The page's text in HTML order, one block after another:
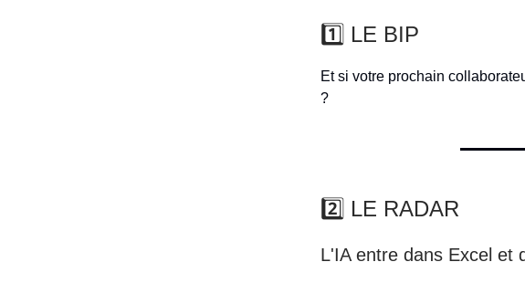
1️⃣ LE BIP
Et si votre prochain
?
2️⃣ LE RADAR
L'IA entre dans Excel et